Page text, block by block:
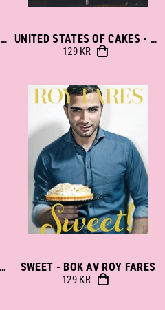
SWEET SPOTS OF NEW YORK - BOK AV ROY FARES UNITED STATES OF CAKES - BOK AV ROY FARES
129 KR
CAKE HERO - BOK AV ROY FARES SWEET - BOK AV ROY FARES
129 KR